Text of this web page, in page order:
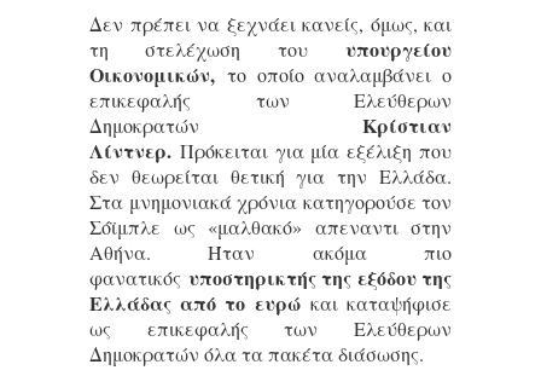
Δεν πρέπει να ξεχνάει κανείς, όμως, και
τη στελέχωση του υπουργείου
Οικονομικών, το οποίο αναλαμβάνει ο
επικεφαλής των Ελεύθερων
Δημοκρατών Κρίστιαν
Λίντνερ. Πρόκειται για μία εξέλιξη που
δεν θεωρείται θετική για την Ελλάδα.
Στα μνημονιακά χρόνια κατηγορούσε τον
Σόϊμπλε ως «μαλθακό» απεναντι στην
Αθήνα. Ήταν ακόμα πιο
φανατικός υποστηρικτής της εξόδου της
Ελλάδας από το ευρώκαι καταψήφισε
ως επικεφαλής των Ελεύθερων
Δημοκρατών όλα τα πακέτα διάσωσης.